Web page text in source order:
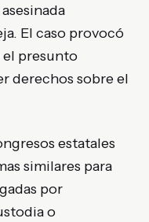
El caso provocó
presunto
derechos sobre el
estatales
similares para
por
o